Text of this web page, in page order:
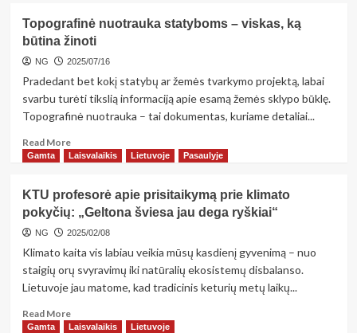
Vilniuje:
populiariausi
maršrutai
jie
skiriasi
Topografinė nuotrauka statyboms – viskas, ką
būtina žinoti
NG 2025/07/16
Pradedant bet kokį statybų ar žemės tvarkymo projektą, labai
svarbu turėti tikslią informaciją apie esamą žemės sklypo būklę.
Topografinė nuotrauka – tai dokumentas, kuriame detaliai...
Read MoreRead
more
nuotrauka
statyboms
–
viskas,
būtina
žinoti
Gamta Laisvalaikis Lietuvoje Pasaulyje
KTU profesorė apie prisitaikymą prie klimato
pokyčių: „Geltona šviesa jau dega ryškiai“
NG 2025/02/08
Klimato kaita vis labiau veikia mūsų kasdienį gyvenimą – nuo
staigių orų svyravimų iki natūralių ekosistemų disbalanso.
Lietuvoje jau matome, kad tradicinis keturių metų laikų...
Read MoreRead
more
Gamta Laisvalaikis Lietuvoje